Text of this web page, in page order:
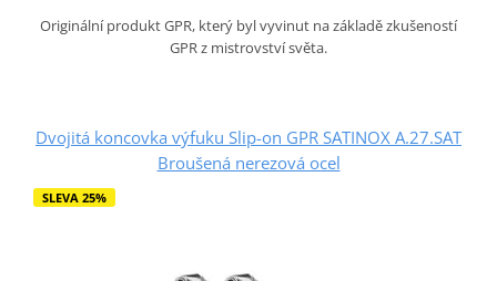
Originální produkt GPR, který byl vyvinut na základě zkušeností
GPR z mistrovství světa.
Dvojitá koncovka výfuku Slip-on GPR SATINOX A.27.SAT
Broušená nerezová ocel
SLEVA 25%